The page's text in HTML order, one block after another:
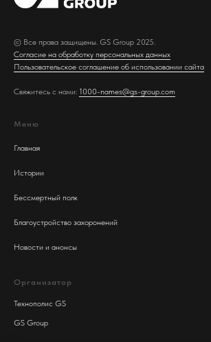
© Все права защищены. GS Group 2025.
Согласие на обработку персональных данных
Пользовательское соглашение об использовании сайта
Свяжитесь с нами: 1000-names@gs-group.com
Меню
Главная
Истории
Бессмертный полк
Благоустройство захоронений
Новости и анонсы
Организатор
Технополис GS
GS Group